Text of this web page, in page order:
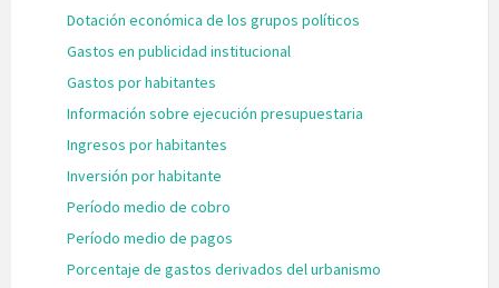
Dotación económica de los grupos políticos
Gastos en publicidad institucional
Gastos por habitantes
Información sobre ejecución presupuestaria
Ingresos por habitantes
Inversión por habitante
Período medio de cobro
Período medio de pagos
Porcentaje de gastos derivados del urbanismo